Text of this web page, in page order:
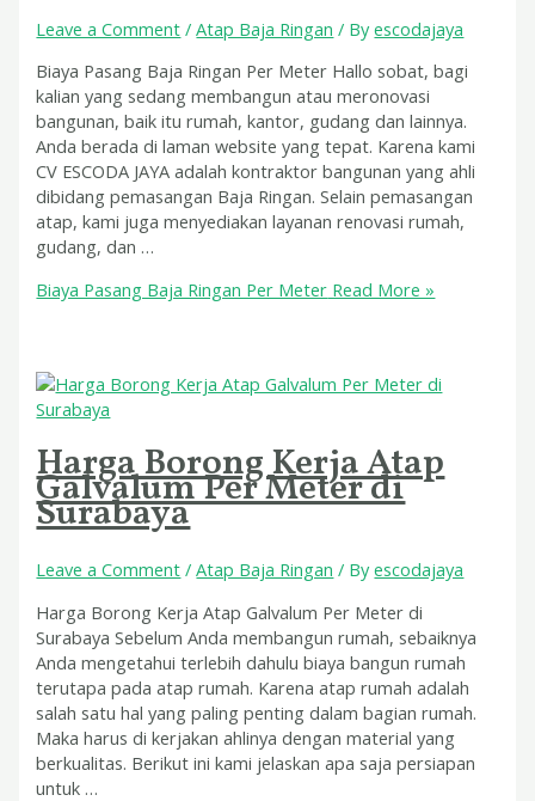
Leave a Comment /Atap Baja Ringan / Byescodajaya
Biaya Pasang Baja Ringan Per Meter Hallo sobat, bagi
kalian yang sedang membangun atau meronovasi
bangunan, baik itu rumah, kantor, gudang dan lainnya.
Anda berada di laman website yang tepat. Karena kami
CV ESCODA JAYA adalah kontraktor bangunan yang ahli
dibidang pemasangan Baja Ringan. Selain pemasangan
atap, kami juga menyediakan layanan renovasi rumah,
gudang, dan …
Biaya Pasang Baja Ringan Per Meter Read More »
Harga Borong Kerja Atap
Galvalum Per Meter di
Surabaya
Leave a Comment /Atap Baja Ringan / Byescodajaya
Harga Borong Kerja Atap Galvalum Per Meter di
Surabaya Sebelum Anda membangun rumah, sebaiknya
Anda mengetahui terlebih dahulu biaya bangun rumah
terutapa pada atap rumah. Karena atap rumah adalah
salah satu hal yang paling penting dalam bagian rumah.
Maka harus di kerjakan ahlinya dengan material yang
berkualitas. Berikut ini kami jelaskan apa saja persiapan
untuk …